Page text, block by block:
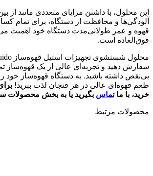
این محلول، با داشتن مزایای متعددی مانند از
آلودگی‌ها و محافظت از دستگاه، برای تمام
قهوه و عمر طولانی‌مدت دستگاه خود اهمیت
فوق‌العاده است.
سفارش دهید و تجربه‌ای عالی از یک قهوه‌ساز
بی‌نقص داشته باشید. به دستگاه قهوه‌ساز خود
طعم قهوه‌ای عالی در هر فنجان لذت ببرید!
خرید، با ماتماس بگیرید یا به بخش محصولات
محصولات مرتبط